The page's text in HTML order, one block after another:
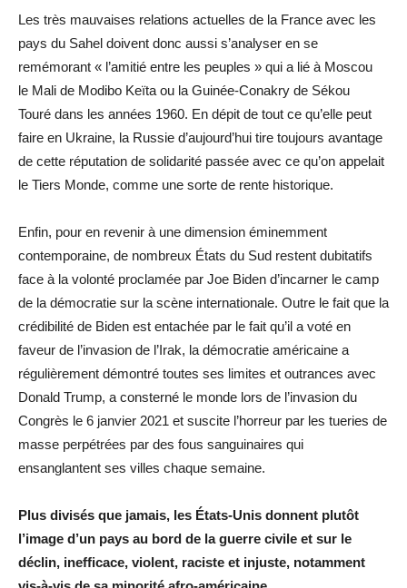
Les très mauvaises relations actuelles de la France avec les
pays du Sahel doivent donc aussi s’analyser en se
remémorant « l’amitié entre les peuples » qui a lié à Moscou
le Mali de Modibo Keïta ou la Guinée-Conakry de Sékou
Touré dans les années 1960. En dépit de tout ce qu’elle peut
faire en Ukraine, la Russie d’aujourd’hui tire toujours avantage
de cette réputation de solidarité passée avec ce qu’on appelait
le Tiers Monde, comme une sorte de rente historique.
Enfin, pour en revenir à une dimension éminemment
contemporaine, de nombreux États du Sud restent dubitatifs
face à la volonté proclamée par Joe Biden d’incarner le camp
de la démocratie sur la scène internationale. Outre le fait que la
crédibilité de Biden est entachée par le fait qu’il a voté en
faveur de l’invasion de l’Irak, la démocratie américaine a
régulièrement démontré toutes ses limites et outrances avec
Donald Trump, a consterné le monde lors de l’invasion du
Congrès le 6 janvier 2021 et suscite l’horreur par les tueries de
masse perpétrées par des fous sanguinaires qui
ensanglantent ses villes chaque semaine.
Plus divisés que jamais, les États-Unis donnent plutôt
l’image d’un pays au bord de la guerre civile et sur le
déclin, inefficace, violent, raciste et injuste, notamment